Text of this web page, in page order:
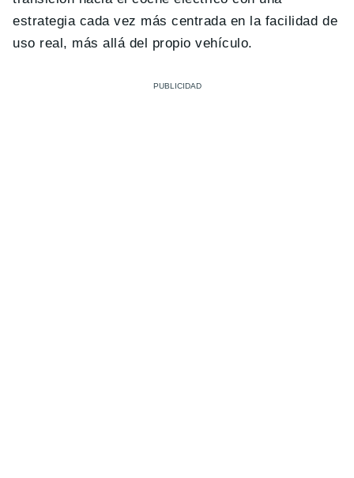
estrategia cada vez más centrada en la facilidad de
uso real, más allá del propio vehículo.